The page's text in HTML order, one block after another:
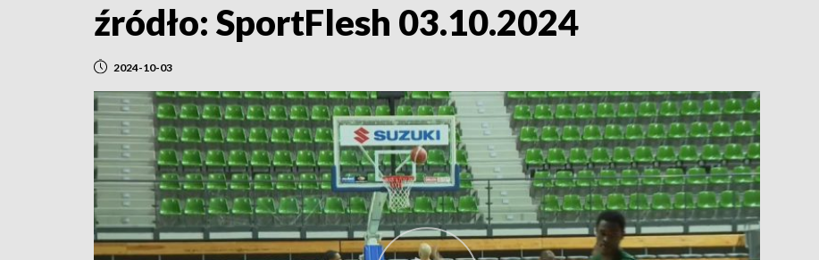
źródło: SportFlesh 03.10.2024
2024-10-03